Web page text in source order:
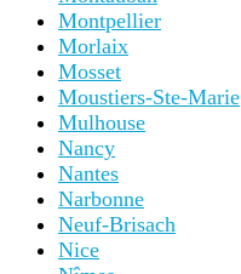
Montpellier
Morlaix
Mosset
Moustiers-Ste-Marie
Mulhouse
Nancy
Nantes
Narbonne
Neuf-Brisach
Nice